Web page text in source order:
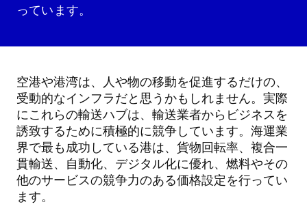
っています。
空港や港湾は、人や物の移動を促進するだけの、
受動的なインフラだと思うかもしれません。実際
にこれらの輸送ハブは、輸送業者からビジネスを
誘致するために積極的に競争しています。海運業
界で最も成功している港は、貨物回転率、複合一
貫輸送、自動化、デジタル化に優れ、燃料やその
他のサービスの競争力のある価格設定を行ってい
ます。